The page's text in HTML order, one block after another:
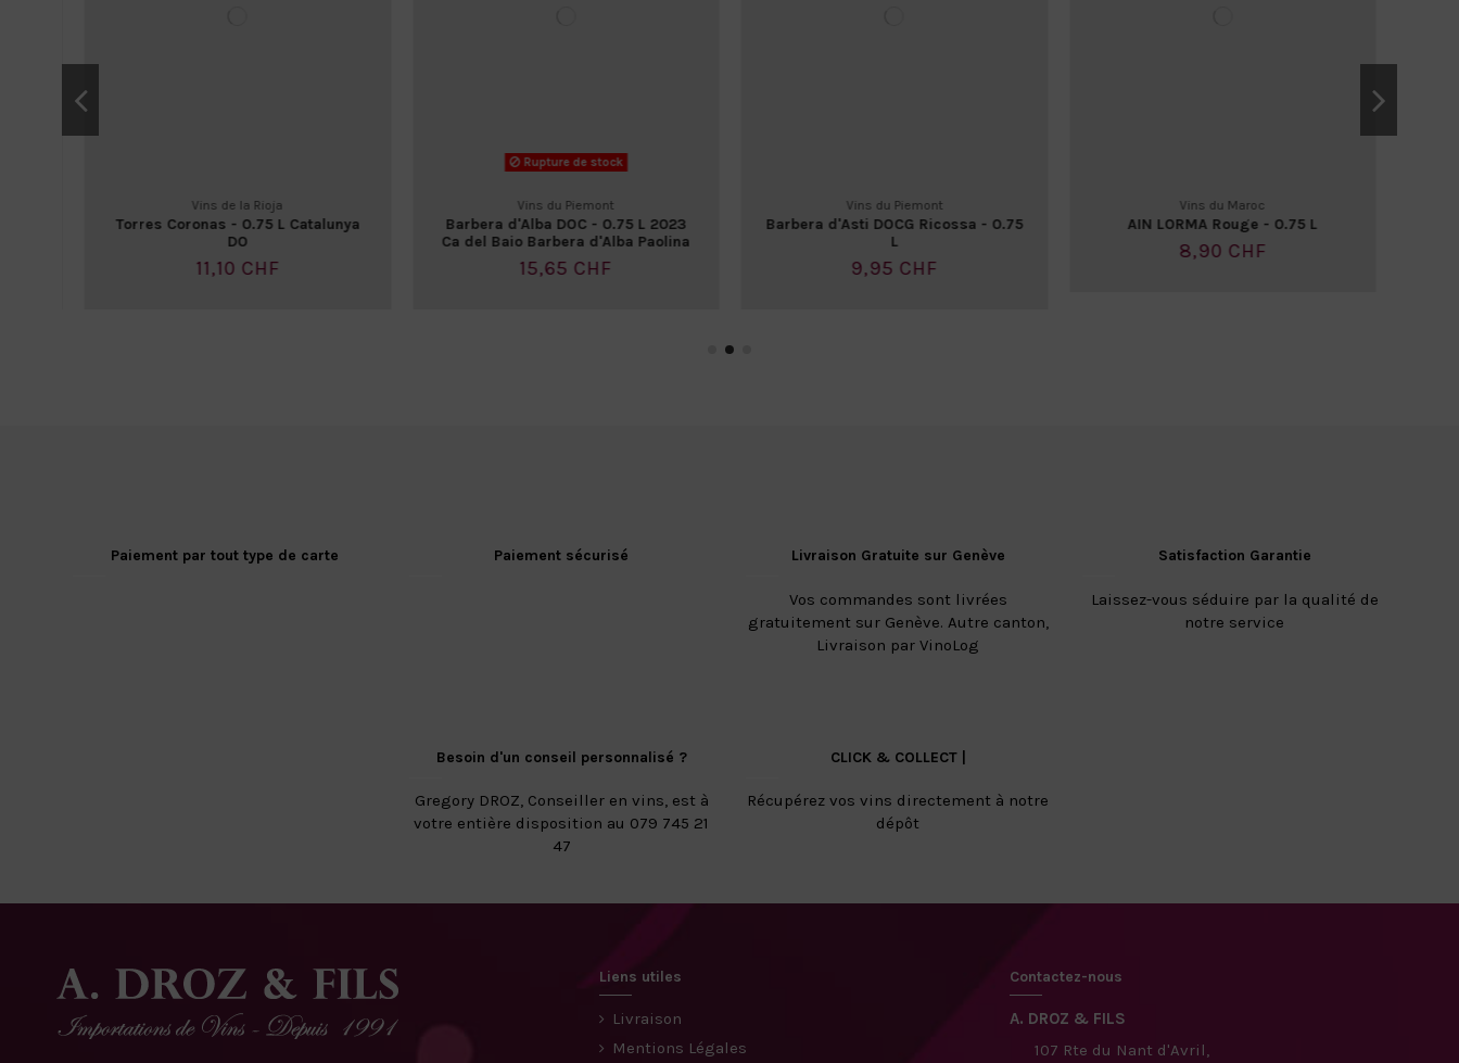
Vins de la Rioja
Torres Coronas - 0.75 L Catalunya
DO
11,10 CHF
Rupture de stock
Vins du Piemont
Barbera d'Alba DOC - 0.75 L 2023
Ca del Baio Barbera d'Alba Paolina
15,65 CHF
Vins du Piemont
Barbera d'Asti DOCG Ricossa - 0.75
L
9,95 CHF
Vins du Maroc
AIN LORMA Rouge - 0.75 L
8,90 CHF
Paiement par tout type de carte Paiement sécurisé Livraison Gratuite sur Genève
Vos commandes sont livrées
gratuitement sur Genève. Autre canton,
Livraison par VinoLog
Satisfaction Garantie
Laissez-vous séduire par la qualité de
notre service
Besoin d'un conseil personnalisé ?
Gregory DROZ, Conseiller en vins, est à
votre entière disposition au 079 745 21
47
CLICK & COLLECT |
Récupérez vos vins directement à notre
dépôt
Liens utiles
Livraison
Mentions Légales
Contactez-nous
A. DROZ & FILS
107 Rte du Nant d'Avril,